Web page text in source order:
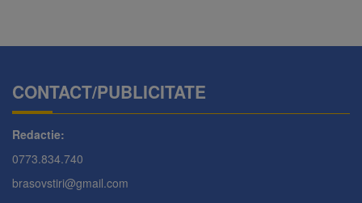
CONTACT/PUBLICITATE
Redactie:
0773.834.740
brasovstiri@gmail.com